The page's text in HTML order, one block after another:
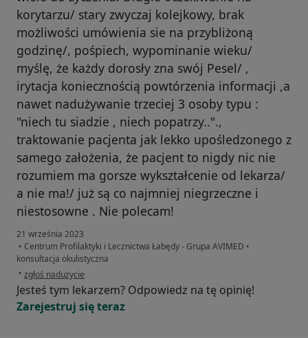
korytarzu/ stary zwyczaj kolejkowy, brak
możliwości umówienia sie na przybliżoną
godzinę/, pośpiech, wypominanie wieku/
myślę, że każdy dorosły zna swój Pesel/ ,
irytacja koniecznością powtórzenia informacji ,a
nawet nadużywanie trzeciej 3 osoby typu :
"niech tu siadzie , niech popatrzy..".,
traktowanie pacjenta jak lekko upośledzonego z
samego założenia, że pacjent to nigdy nic nie
rozumiem ma gorsze wykształcenie od lekarza/
a nie ma!/ już są co najmniej niegrzeczne i
niestosowne . Nie polecam!
21 września 2023
• Centrum Profilaktyki i Lecznictwa Łabędy - Grupa AVIMED •
konsultacja okulistyczna
• w opinii użytkownika M.N.
zgłoś nadużycie
Jesteś tym lekarzem? Odpowiedz na tę opinię!
Zarejestruj się teraz